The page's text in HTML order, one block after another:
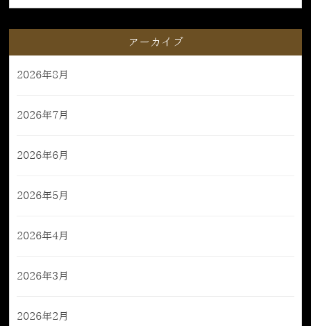
アーカイブ
2026年8月
2026年7月
2026年6月
2026年5月
2026年4月
2026年3月
2026年2月